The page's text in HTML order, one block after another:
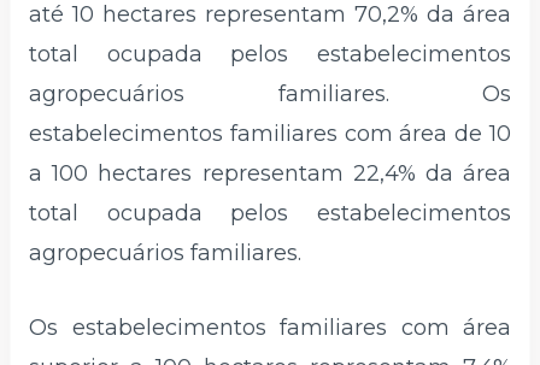
até 10 hectares representam 70,2% da área
total ocupada pelos estabelecimentos
agropecuários familiares. Os
estabelecimentos familiares com área de 10
a 100 hectares representam 22,4% da área
total ocupada pelos estabelecimentos
agropecuários familiares.
Os estabelecimentos familiares com área